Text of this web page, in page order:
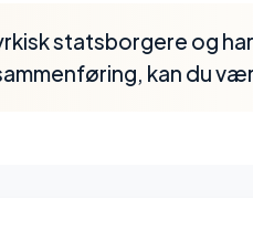
statsborgere og
kan du